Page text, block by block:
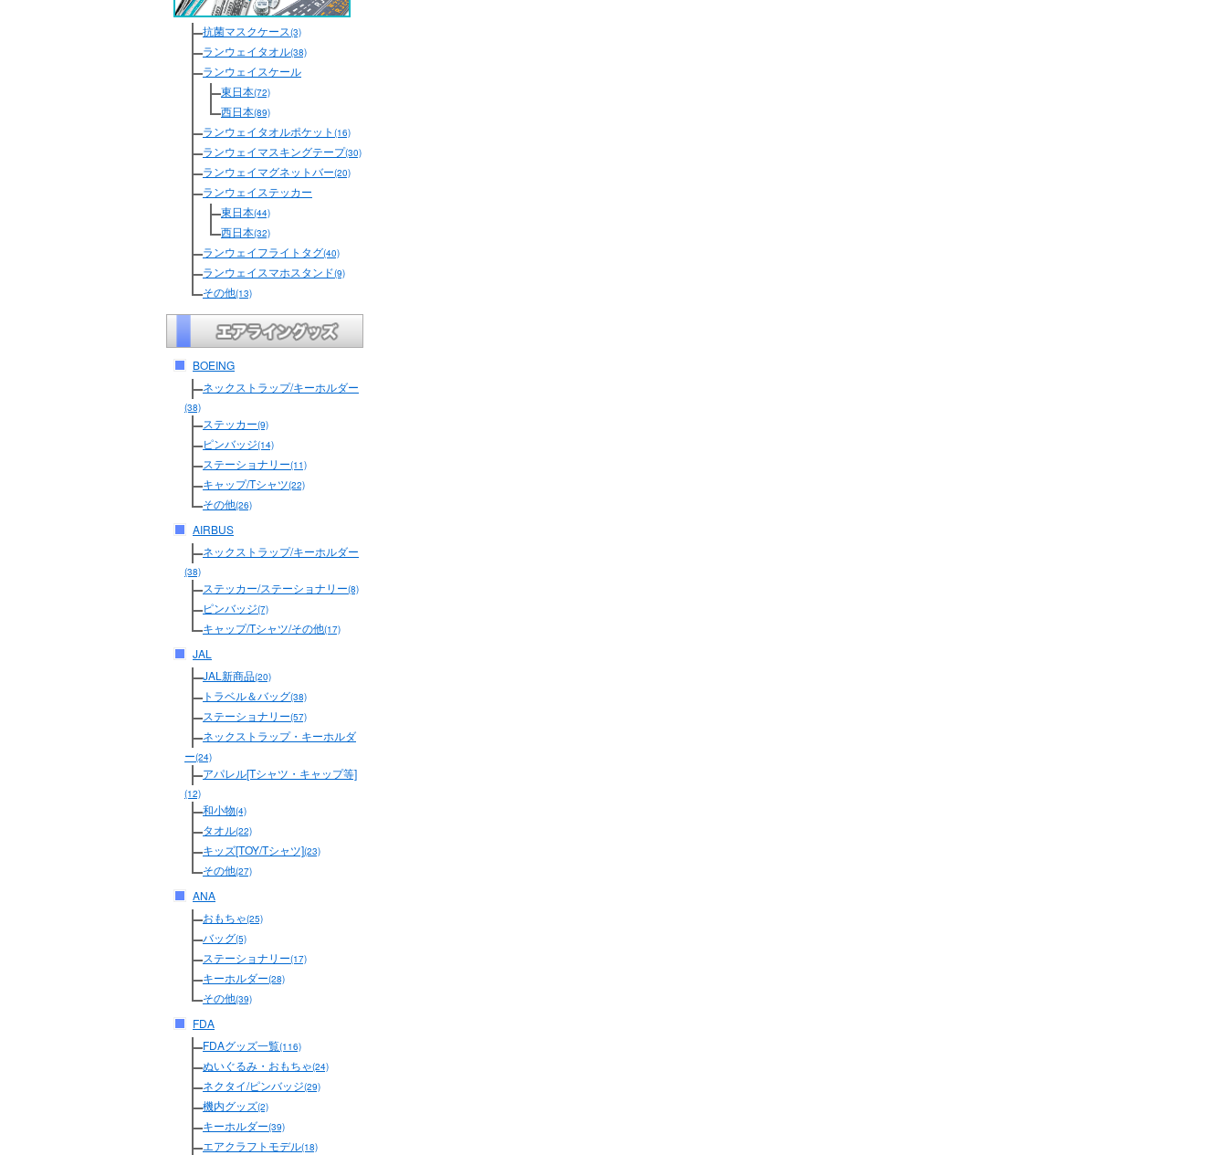
抗菌マスクケース(3)
ランウェイタオル(38)
ランウェイスケール
東日本(72)
西日本(89)
ランウェイタオルポケット (16)
ランウェイマスキングテープ(30)
ランウェイマグネットバー(20)
ランウェイステッカー
東日本(44)
西日本(32)
ランウェイフライトタグ(40)
ランウェイスマホスタンド(9)
その他(13)
BOEING
ネックストラップ/キーホルダー
(38)
ステッカー(9)
ピンバッジ(14)
ステーショナリー(11)
キャップ/Tシャツ(22)
その他(26)
AIRBUS
ネックストラップ/キーホルダー
(38)
ステッカー/ステーショナリー(8)
ピンバッジ(7)
キャップ/Tシャツ/その他(17)
JAL
JAL新商品(20)
トラベル＆バッグ(38)
ステーショナリー(57)
ネックストラップ・キーホルダ
ー(24)
アパレル[Tシャツ・キャップ等]
(12)
和小物(4)
タオル(22)
キッズ[TOY/Tシャツ](23)
その他(27)
ANA
おもちゃ(25)
バッグ(5)
ステーショナリー(17)
キーホルダー(28)
その他(39)
FDA
FDAグッズ一覧(116)
ぬいぐるみ・おもちゃ(24)
ネクタイ/ピンバッジ(29)
機内グッズ(2)
キーホルダー(39)
エアクラフトモデル(18)